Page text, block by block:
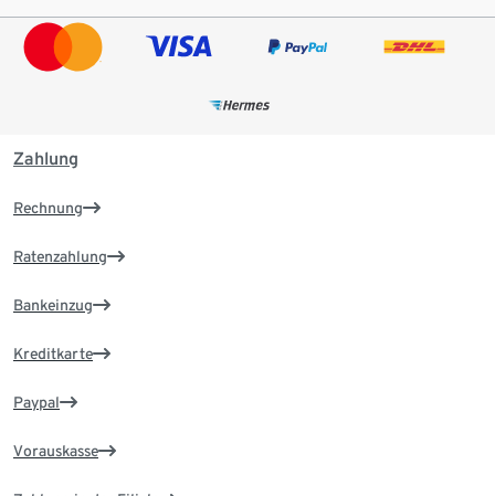
Zahlung
Rechnung
Ratenzahlung
Bankeinzug
Kreditkarte
Paypal
Vorauskasse